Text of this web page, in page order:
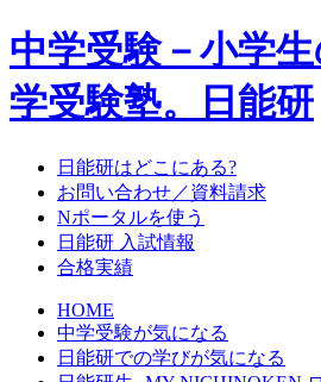
中学受験－小学
学受験塾。日能研
日能研はどこにある?
お問い合わせ／資料請求
Nポータルを使う
日能研 入試情報
合格実績
HOME
中学受験が気になる
日能研での学びが気になる